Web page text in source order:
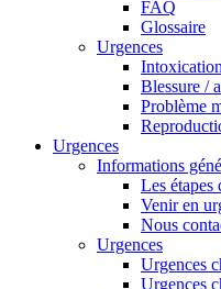
FAQ
Glossaire
Urgences
Blessure /
Problème
Urgences
Informations
Les étapes
Venir en
Nous
Urgences
Urgences
Urgences